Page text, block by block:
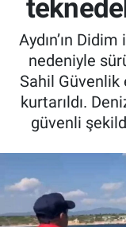
Aydın’ın
nedeniyle
Sahil Güvenlik
kurtarıldı.
güvenli
Süper Lig
Tüm
Son Dakika
Haber Arşivi